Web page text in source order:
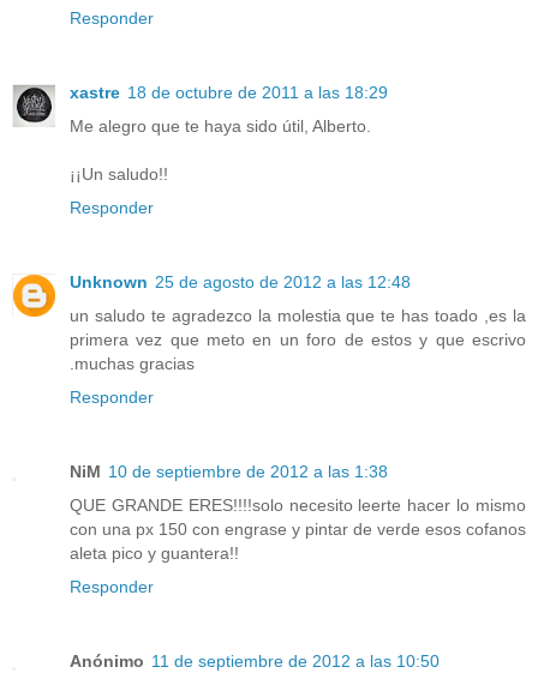
Responder
xastre 18 de octubre de 2011 a las 18:29
Me alegro que te haya sido útil, Alberto.
¡¡Un saludo!!
Responder
Unknown 25 de agosto de 2012 a las 12:48
un saludo te agradezco la molestia que te has toado ,es la
primera vez que meto en un foro de estos y que escrivo
.muchas gracias
Responder
NiM 10 de septiembre de 2012 a las 1:38
QUE GRANDE ERES!!!!solo necesito leerte hacer lo mismo
con una px 150 con engrase y pintar de verde esos cofanos
aleta pico y guantera!!
Responder
Anónimo 11 de septiembre de 2012 a las 10:50